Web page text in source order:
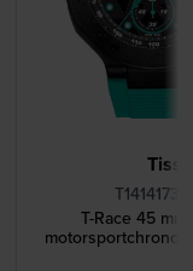
T-Race 45